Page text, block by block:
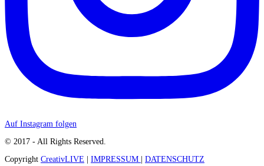
Auf Instagram folgen
© 2017 - All Rights Reserved.
Copyright CreativLIVE IMPRESSUM DATENSCHUTZ